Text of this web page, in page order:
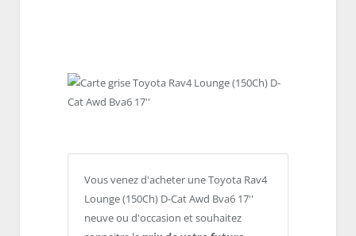
Vous venez d'acheter une Toyota Rav4
Lounge (150Ch) D-Cat Awd Bva6 17''
neuve ou d'occasion et souhaitez